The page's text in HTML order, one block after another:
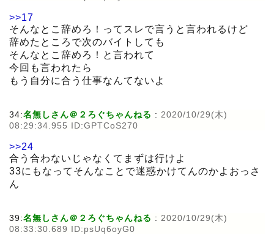
>>17
そんなとこ辞めろ！ってスレで言うと言われるけど
辞めたところで次のバイトしても
そんなとこ辞めろ！と言われて
今回も言われたら
もう自分に合う仕事なんてないよ
34:名無しさん＠２ろぐちゃんねる : 2020/10/29(木)
08:29:34.955 ID:GPTCoS270
>>24
合う合わないじゃなくてまずは行けよ
33にもなってそんなことで迷惑かけてんのかよおっさ
ん
39:名無しさん＠２ろぐちゃんねる : 2020/10/29(木)
08:33:30.689 ID:psUq6oyG0